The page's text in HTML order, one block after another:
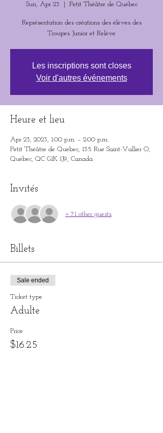
Sun, Apr 23 Petit Théâtre de Québec
Représentation des créations des élèves des
Troupes Junior et Relève
Les inscriptions sont closes
Voir d'autres événements
Heure et lieu
Apr 23, 2023, 1:00 p.m. – 2:00 p.m.
Petit Théâtre de Québec, 135 Rue Saint-Vallier O,
Québec, QC G1K 1J9, Canada
Invités
+ 71 other guests
Billets
Sale ended
Ticket type
Adulte
Price
$16.25